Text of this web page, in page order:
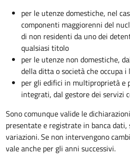
per le utenze domestiche, nel
componenti maggiorenni del
di non residenti da uno dei
qualsiasi titolo
per le utenze non domestiche,
della ditta o società che occupa i
per gli edifici in multiproprietà e
integrati, dal gestore dei servizi
Sono comunque valide le
presentate e registrate in banca
variazioni. Se non intervengono
vale anche per gli anni successivi.